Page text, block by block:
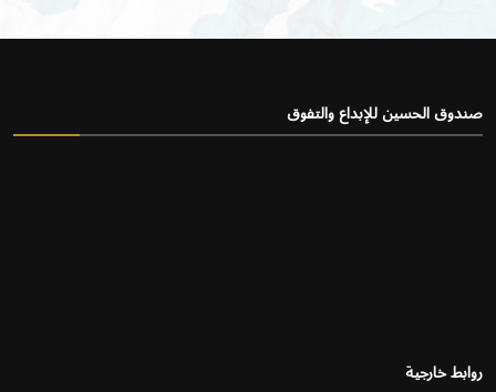
صندوق الحسين للإبداع والتفوق
روابط خارجية